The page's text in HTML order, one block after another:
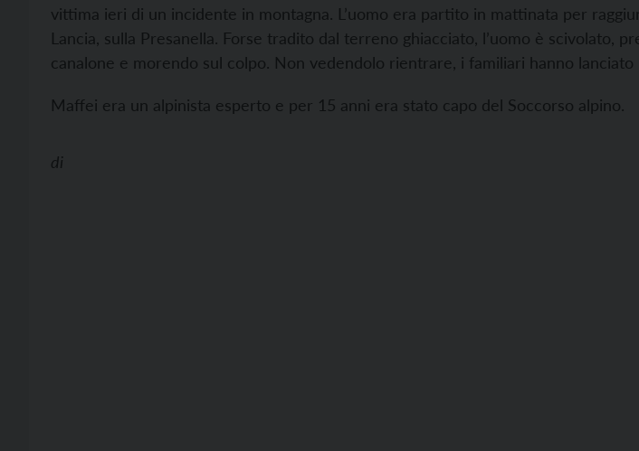
vittima ieri di un incidente in montagna. L’uomo era partito in mattinata per
Lancia, sulla Presanella. Forse tradito dal terreno ghiacciato, l’uomo è scivolato,
canalone e morendo sul colpo. Non vedendolo rientrare, i familiari hanno lanciato
Maffei era un alpinista esperto e per 15 anni era stato capo del Soccorso alpino.
di